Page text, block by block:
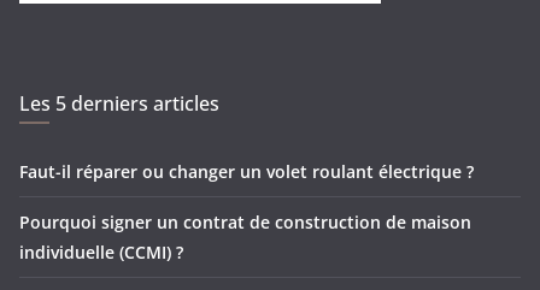
Les 5 derniers articles
Faut-il réparer ou changer un volet roulant électrique ?
Pourquoi signer un contrat de construction de maison
individuelle (CCMI) ?